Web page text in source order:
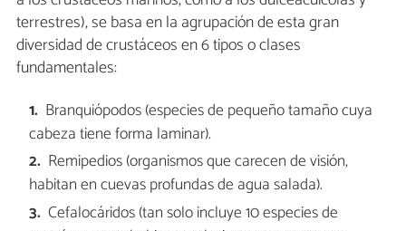
terrestres), se basa en la agrupación de esta gran
diversidad de crustáceos en 6 tipos o clases
fundamentales:
Branquiópodos (especies de pequeño tamaño cuya
cabeza tiene forma laminar).
Remipedios (organismos que carecen de visión,
habitan en cuevas profundas de agua salada).
Cefalocáridos (tan solo incluye 10 especies de